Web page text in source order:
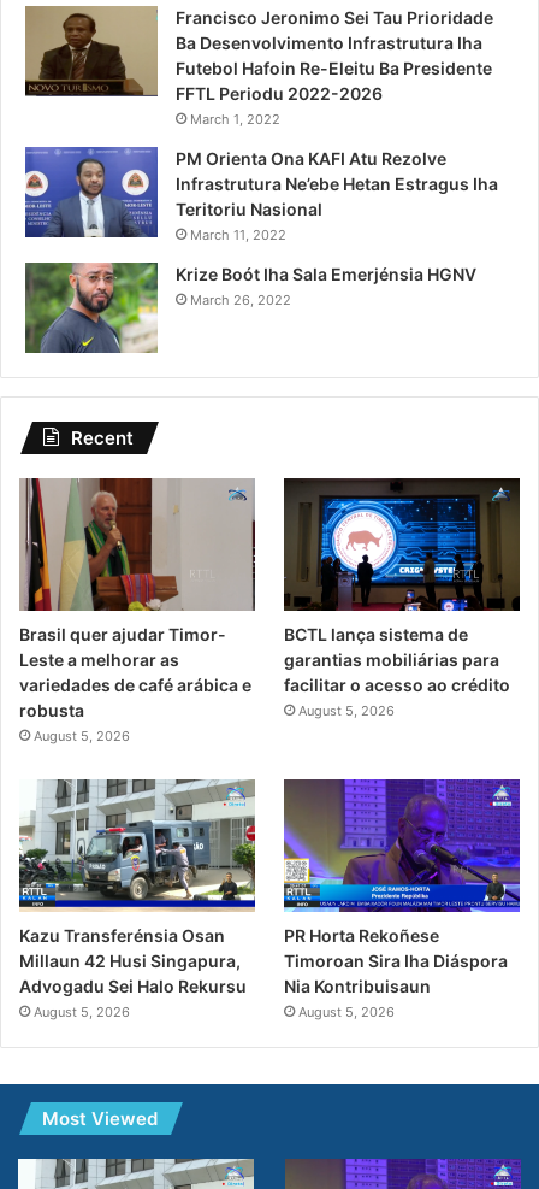
Francisco Jeronimo Sei Tau Prioridade
Ba Desenvolvimento Infrastrutura Iha
Futebol Hafoin Re-Eleitu Ba Presidente
FFTL Periodu 2022-2026
March 1, 2022
PM Orienta Ona KAFI Atu Rezolve
Infrastrutura Ne’ebe Hetan Estragus Iha
Teritoriu Nasional
March 11, 2022
Krize Boót Iha Sala Emerjénsia HGNV
March 26, 2022
Recent
Brasil quer ajudar Timor-
Leste a melhorar as
variedades de café arábica e
robusta
August 5, 2026
BCTL lança sistema de
garantias mobiliárias para
facilitar o acesso ao crédito
August 5, 2026
Kazu Transferénsia Osan
Millaun 42 Husi Singapura,
Advogadu Sei Halo Rekursu
August 5, 2026
PR Horta Rekoñese
Timoroan Sira Iha Diáspora
Nia Kontribuisaun
August 5, 2026
Most Viewed